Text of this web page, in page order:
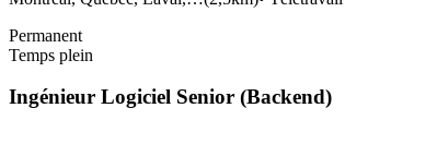
Permanent
Temps plein
Ingénieur Logiciel Senior (Backend)